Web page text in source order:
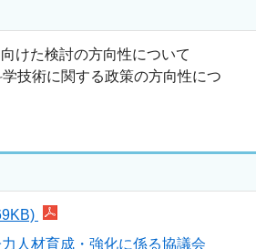
けた検討の方向性について
技術に関する政策の方向性につ
力人材育成・強化に係る協議会